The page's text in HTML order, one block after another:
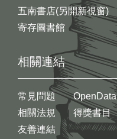
五南書店(另開新視窗)
寄存圖書館
相關連結
常見問題
相關法規
友善連結
OpenData
得獎書目